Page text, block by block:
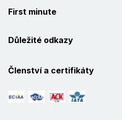
First minute
Důležité odkazy
Členství a certifikáty